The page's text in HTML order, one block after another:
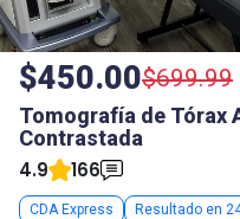
$450.00$699.99
Tomografía de Tórax
Contrastada
4.9
166
CDA Express Resultado en